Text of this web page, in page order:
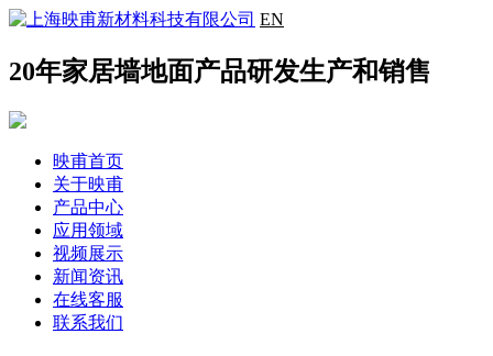
EN
20年家居墙地面产品研发生产和销售
映甫首页
关于映甫
产品中心
应用领域
视频展示
新闻资讯
在线客服
联系我们